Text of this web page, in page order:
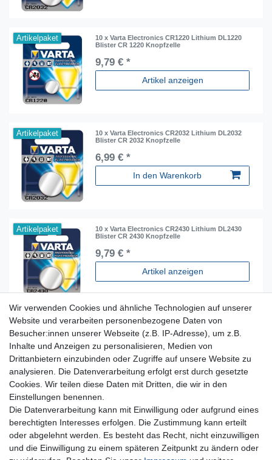
Artikelpaket
10 x Varta Electronics CR1220 Lithium DL1220
Blister CR 1220 Knopfzelle
9,79 € *
Artikel anzeigen
Artikelpaket
10 x Varta Electronics CR2032 Lithium DL2032
Blister CR 2032 Knopfzelle
6,99 € *
In den Warenkorb
Artikelpaket
10 x Varta Electronics CR2430 Lithium DL2430
Blister CR 2430 Knopfzelle
9,79 € *
Artikel anzeigen
Für Fragen zu unseren Produkten und Bestellungen
erreichen Sie uns per E-Mail oder Telefon:
+49 5741 9099422 oder
info@dein-bau-projekt.de
Versand und Zahlung
Impressum
Datenschutzerklärung
AGB
Wir verwenden Cookies und ähnliche Technologien auf unserer
Website und verarbeiten personenbezogene Daten von
Besucher:innen unserer Webseite (z.B. IP-Adresse), um z.B.
Inhalte und Anzeigen zu personalisieren, Medien von
Drittanbietern einzubinden oder Zugriffe auf unsere Website zu
analysieren. Die Datenverarbeitung erfolgt erst durch gesetzte
Cookies. Wir teilen diese Daten mit Dritten, die wir in den
Einstellungen benennen.
Die Datenverarbeitung kann mit Einwilligung oder aufgrund eines
berechtigten Interesses erfolgen. Die Zustimmung kann erteilt
oder abgelehnt werden. Es besteht das Recht, nicht einzuwilligen
und die Einwilligung zu einem späteren Zeitpunkt zu ändern oder